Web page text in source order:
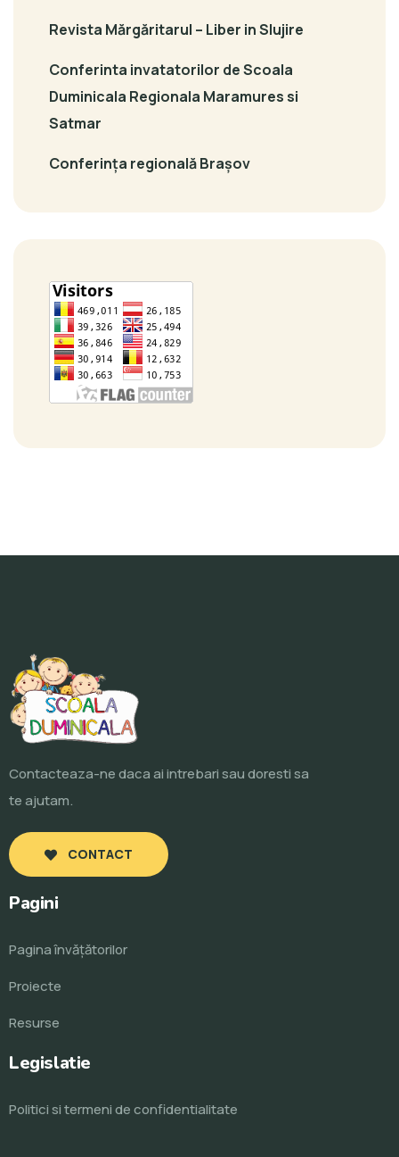
Revista Mărgăritarul – Liber in Slujire
Conferinta invatatorilor de Scoala
Duminicala Regionala Maramures si
Satmar
Conferința regională Brașov
Contacteaza-ne daca ai intrebari sau doresti sa
te ajutam.
CONTACT
Pagini
Pagina învăţătorilor
Proiecte
Resurse
Legislatie
Politici si termeni de confidentialitate